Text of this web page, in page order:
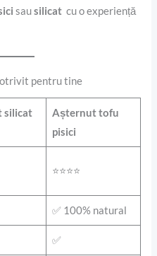
sausilicat cu o experiență
pentru tine
silicat
Așternut tofu
pisici
⭐⭐⭐⭐
✅ 100% natural
✅